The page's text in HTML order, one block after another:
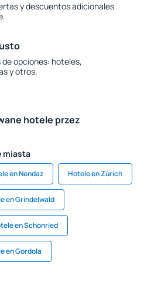
y descuentos adicionales
de opciones: hoteles,
y otros.
hotele przez
miasta
en Nendaz Hotele en Zúrich
en Grindelwald
en Schonried
en Gordola